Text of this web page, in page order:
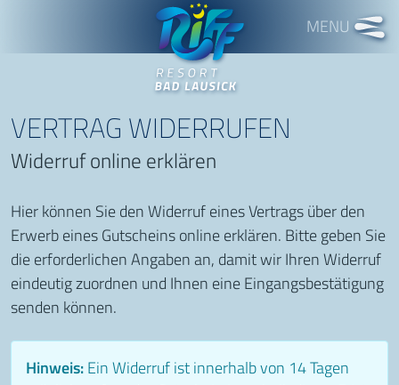
Freizeitbad RIFF
VERTRAG WIDERRUFEN
Widerruf online erklären
Hier können Sie den Widerruf eines Vertrags über den
Erwerb eines Gutscheins online erklären. Bitte geben Sie
die erforderlichen Angaben an, damit wir Ihren Widerruf
eindeutig zuordnen und Ihnen eine Eingangsbestätigung
senden können.
Hinweis:Ein Widerruf ist innerhalb von 14 Tagen